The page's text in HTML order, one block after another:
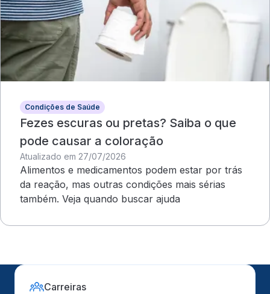
Condições de Saúde
Fezes escuras ou pretas? Saiba o que
pode causar a coloração
Atualizado em 27/07/2026
Alimentos e medicamentos podem estar por trás
da reação, mas outras condições mais sérias
também. Veja quando buscar ajuda
Carreiras